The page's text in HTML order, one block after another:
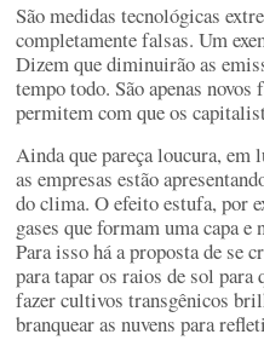
São medidas tecnológicas
completamente falsas. Um
Dizem que diminuirão as
tempo todo. São apenas
permitem com que os
Ainda que pareça loucura, em
as empresas estão
do clima. O efeito estufa, por
gases que formam uma capa
Para isso há a proposta de se
para tapar os raios de sol para
fazer cultivos transgênicos
branquear as nuvens para